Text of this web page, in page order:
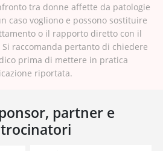
tra donne affette da patologie
caso vogliono e possono sostituire
o il rapporto diretto con il
raccomanda pertanto di chiedere
prima di mettere in pratica
riportata.
partner e